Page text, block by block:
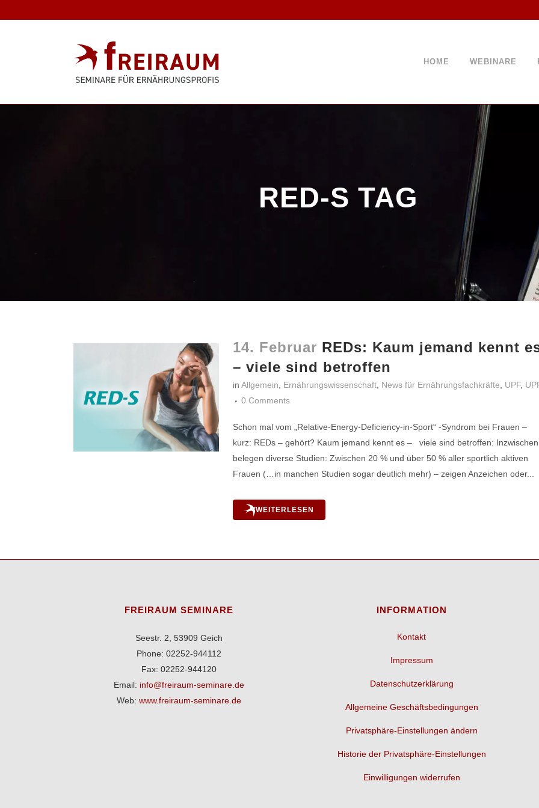
HOME WEBINARE
RED-S TAG
14. Februar REDs: Kaum jemand kennt
– viele sind betroffen
in Allgemein Ernährungswissenschaft, News für Ernährungsfachkräfte UPF,
0 Comments
Schon mal vom „Relative-Energy-Deficiency-in-Sport“ -Syndrom bei Frauen –
kurz: REDs – gehört? Kaum jemand kennt es – viele sind betroffen: Inzwischen
belegen diverse Studien: Zwischen 20 % und über 50 % aller sportlich aktiven
Frauen (…in manchen Studien sogar deutlich mehr) – zeigen Anzeichen oder...
WEITERLESEN
FREIRAUM SEMINARE
Seestr. 2, 53909 Geich
Phone: 02252-944112
Fax: 02252-944120
Email: info@freiraum-seminare.de
Web:www.freiraum-seminare.de
INFORMATION
Kontakt
Impressum
Datenschutzerklärung
Allgemeine Geschäftsbedingungen
Privatsphäre-Einstellungen ändern
Historie der Privatsphäre-Einstellungen
Einwilligungen widerrufen